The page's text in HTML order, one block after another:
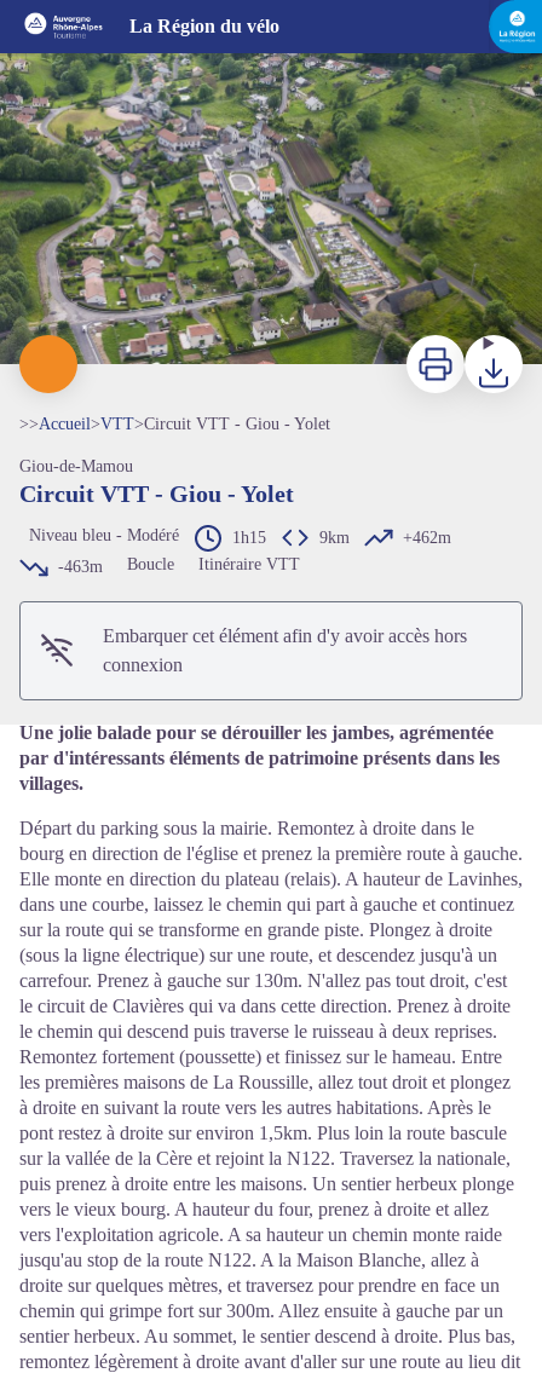
La Région du vélo
Vue aérienne - CABA
Voir l'image en plein écran
Imprimer
>>Accueil>VTT>Circuit VTT - Giou - Yolet
Giou-de-Mamou
Circuit VTT - Giou - Yolet
Niveau bleu - Modéré 1h15 9km
+462m
-463m
Boucle Itinéraire VTT
Embarquer cet élément afin d'y avoir accès hors
connexion
Une jolie balade pour se dérouiller les jambes, agrémentée
par d'intéressants éléments de patrimoine présents dans les
villages.
Départ du parking sous la mairie. Remontez à droite dans le
bourg en direction de l'église et prenez la première route à gauche.
Elle monte en direction du plateau (relais). A hauteur de Lavinhes,
dans une courbe, laissez le chemin qui part à gauche et continuez
sur la route qui se transforme en grande piste. Plongez à droite
(sous la ligne électrique) sur une route, et descendez jusqu'à un
carrefour. Prenez à gauche sur 130m. N'allez pas tout droit, c'est
le circuit de Clavières qui va dans cette direction. Prenez à droite
le chemin qui descend puis traverse le ruisseau à deux reprises.
Remontez fortement (poussette) et finissez sur le hameau. Entre
les premières maisons de La Roussille, allez tout droit et plongez
à droite en suivant la route vers les autres habitations. Après le
pont restez à droite sur environ 1,5km. Plus loin la route bascule
sur la vallée de la Cère et rejoint la N122. Traversez la nationale,
puis prenez à droite entre les maisons. Un sentier herbeux plonge
vers le vieux bourg. A hauteur du four, prenez à droite et allez
vers l'exploitation agricole. A sa hauteur un chemin monte raide
jusqu'au stop de la route N122. A la Maison Blanche, allez à
droite sur quelques mètres, et traversez pour prendre en face un
chemin qui grimpe fort sur 300m. Allez ensuite à gauche par un
sentier herbeux. Au sommet, le sentier descend à droite. Plus bas,
remontez légèrement à droite avant d'aller sur une route au lieu dit